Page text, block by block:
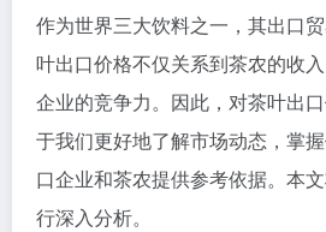
作为世界三大饮料之一，其出口
叶出口价格不仅关系到茶农的收
企业的竞争力。因此，对茶叶出
于我们更好地了解市场动态，掌
口企业和茶农提供参考依据。本
行深入分析。